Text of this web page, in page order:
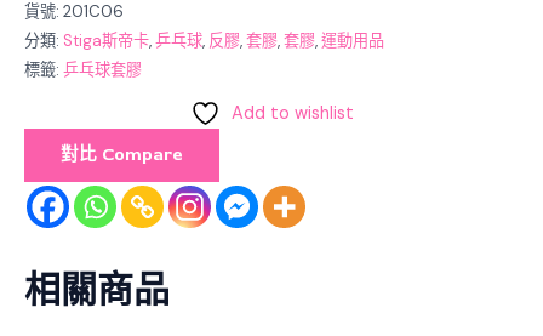
貨號: 201C06
分類: Stiga斯帝卡,乒乓球, 反膠,套膠,套膠,運動用品
標籤: 乒乓球套膠
Add to wishlist
對比 Compare
相關商品